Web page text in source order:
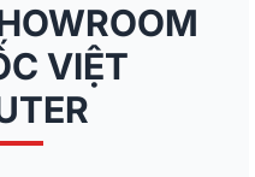
VIỆT